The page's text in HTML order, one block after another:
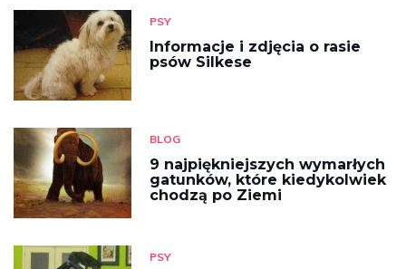
PSY
Informacje i zdjęcia o rasie
psów Silkese
BLOG
9 najpiękniejszych wymarłych
gatunków, które kiedykolwiek
chodzą po Ziemi
PSY